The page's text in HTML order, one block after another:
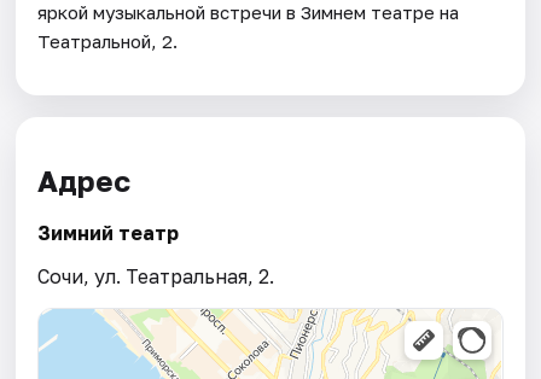
яркой музыкальной встречи в Зимнем театре на
Театральной, 2.
Адрес
Зимний театр
Сочи, ул. Театральная, 2.